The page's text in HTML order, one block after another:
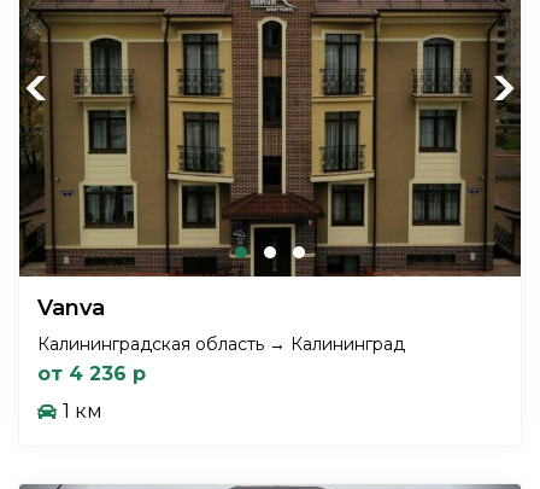
Previous Next
Vanva
Калининградская область → Калининград
от 4 236 р
1 км